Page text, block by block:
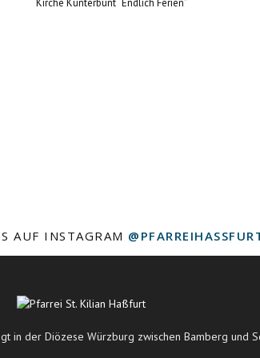
Kirche Kunterbunt “Endlich Ferien”
AUF INSTAGRAM
in der Diözese Würzburg zwischen Bamberg und